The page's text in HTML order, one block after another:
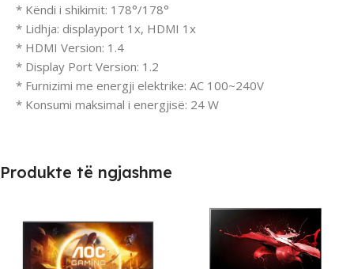
* Këndi i shikimit: 178°/178°
* Lidhja: displayport 1x, HDMI 1x
* HDMI Version: 1.4
* Display Port Version: 1.2
* Furnizimi me energji elektrike: AC 100~240V
* Konsumi maksimal i energjisë: 24 W
Produkte të ngjashme